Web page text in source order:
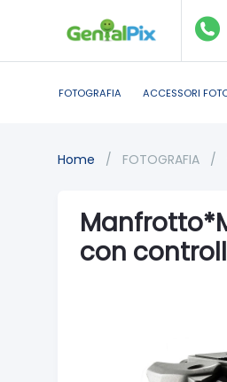
FOTOGRAFIA ACCESSORI
Home / FOTOGRAFIA /
con